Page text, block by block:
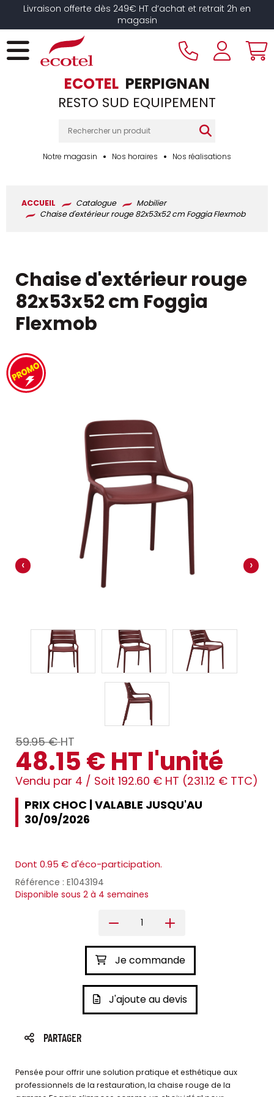
Livraison offerte dès 249€ HT d’achat et retrait 2h en
magasin
ECOTEL PERPIGNAN
RESTO SUD EQUIPEMENT
Notre magasin Nos horaires Nos réalisations
ACCUEIL Catalogue
Mobilier
Chaise d'extérieur rouge 82x53x52 cm Foggia Flexmob
Chaise d'extérieur rouge
82x53x52 cm Foggia
Flexmob
‹ ›
59.95 €HT
48.15 € HT l'unité
Vendu par 4 / Soit 192.60 € HT (231.12 € TTC)
PRIX CHOC | VALABLE JUSQU'AU
30/09/2026
Dont 0.95 € d'éco-participation.
Référence : E1043194
Disponible sous 2 à 4 semaines
Je commande
J'ajoute au devis
PARTAGER
Pensée pour offrir une solution pratique et esthétique aux
professionnels de la restauration, la chaise rouge de la
Panneau de gestion des cookies